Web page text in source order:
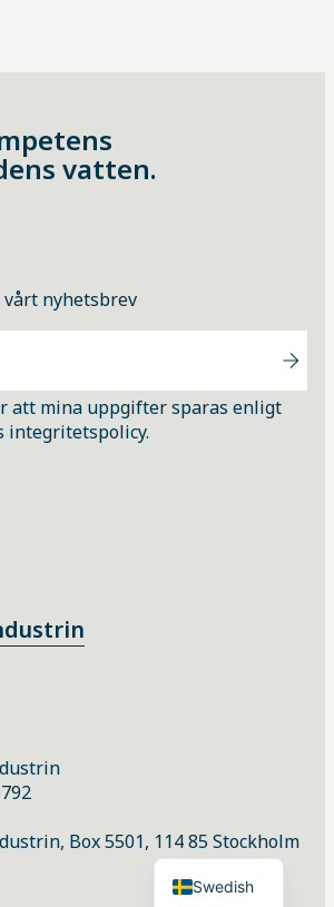
vatten.
nyhetsbrev
att mina uppgifter sparas enligt
integritetspolicy.
Box 5501, 114 85 Stockholm
Swedish
English